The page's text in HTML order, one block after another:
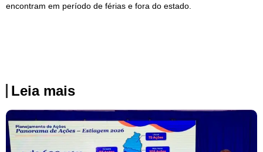
encontram em período de férias e fora do estado.
Leia mais